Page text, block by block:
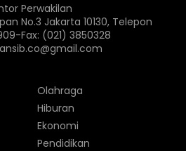
Perwakilan
No.3 Jakarta 10130, Telepon
Fax: (021) 3850328
Olahraga
Hiburan
Ekonomi
Pendidikan